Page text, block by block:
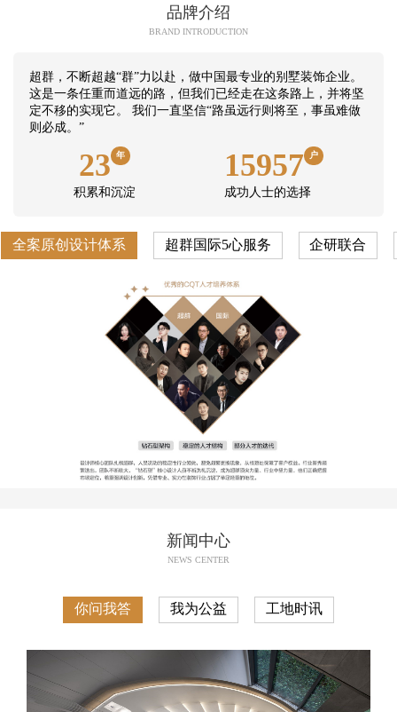
品牌介绍
BRAND INTRODUCTION
超群，不断超越“群”力以赴，做中国最专业的别墅装饰企业。
这是一条任重而道远的路，但我们已经走在这条路上，并将坚
定不移的实现它。 我们一直坚信“路虽远行则将至，事虽难做
则必成。”
23 年
积累和沉淀
15957 户
成功人士的选择
全案原创设计体系 超群国际5心服务 企研联合
新闻中心
NEWS CENTER
你问我答 我为公益 工地时讯